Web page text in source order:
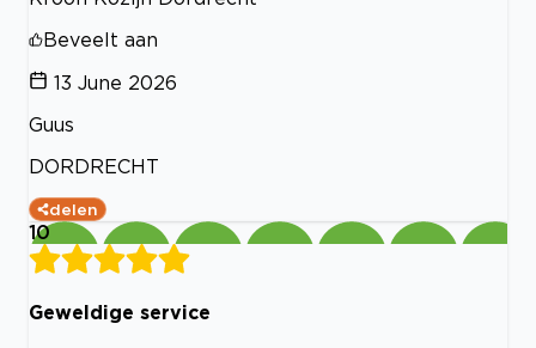
Beveelt aan
13 June 2026
Guus
DORDRECHT
delen
10
Geweldige service